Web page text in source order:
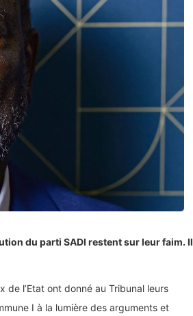
du parti SADI restent sur leur faim. Il
l’Etat ont donné au Tribunal leurs
I à la lumière des arguments et